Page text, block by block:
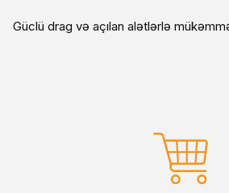
Güclü drag və açılan alətlərlə